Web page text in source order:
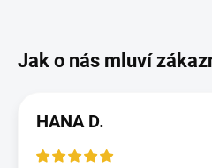
HANA D.